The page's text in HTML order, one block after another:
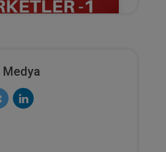
- 1 - IV. Ticaret
- VI. Oturum
Medya